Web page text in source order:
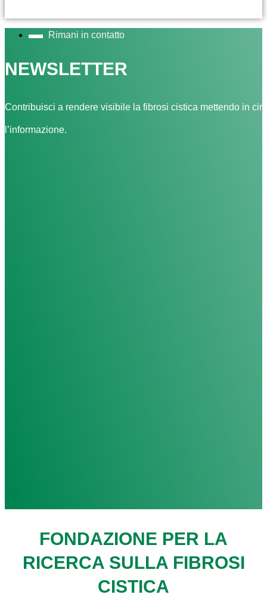
Rimani in contatto
NEWSLETTER
Contribuisci a rendere visibile la fibrosi cistica mettendo in
l’informazione.
FONDAZIONE PER LA
RICERCA SULLA FIBROSI
CISTICA